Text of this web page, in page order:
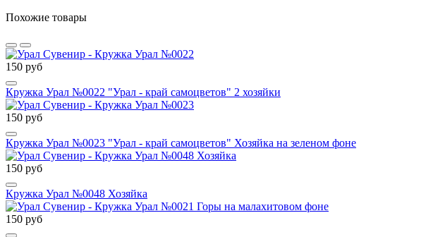
Похожие товары
150 руб
Кружка Урал №0022 "Урал - край самоцветов" 2 хозяйки
150 руб
Кружка Урал №0023 "Урал - край самоцветов" Хозяйка на зеленом фоне
150 руб
Кружка Урал №0048 Хозяйка
150 руб